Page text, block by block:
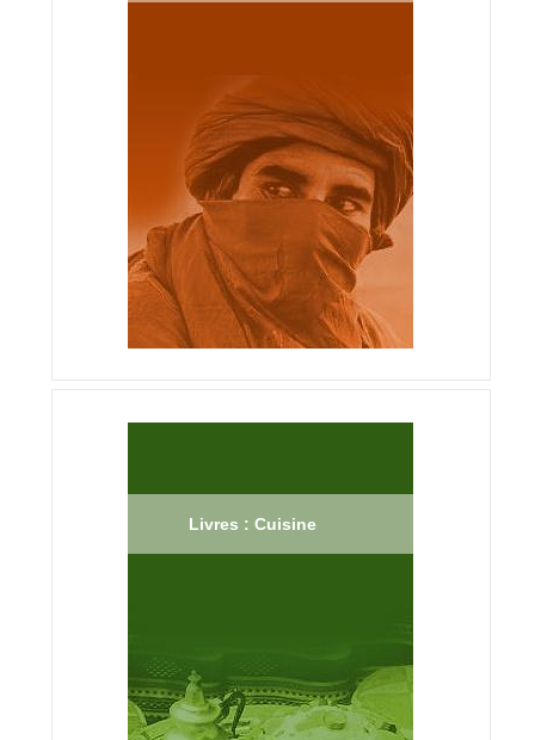
Livres : Cuisine